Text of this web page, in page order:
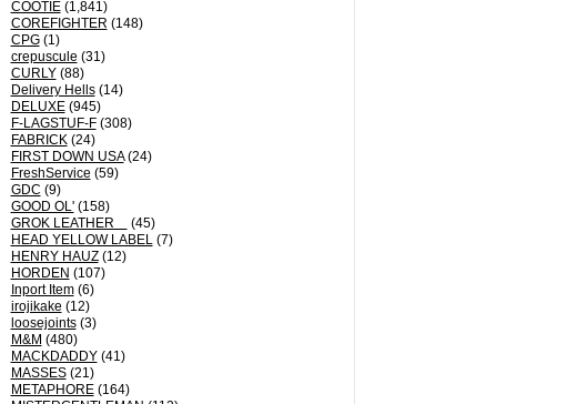
COOTIE(1,841)
COREFIGHTER (148)
CPG(1)
crepuscule (31)
CURLY(88)
Delivery Hells(14)
DELUXE(945)
F-LAGSTUF-F(308)
FABRICK(24)
FIRST DOWN USA(24)
FreshService (59)
GDC (9)
GOOD OL'(158)
GROK LEATHER
(45)
HEAD YELLOW LABEL(7)
HENRY HAUZ(12)
HORDEN (107)
Inport Item(6)
irojikake (12)
loosejoints(3)
M&M (480)
MACKDADDY(41)
MASSES(21)
METAPHORE(164)